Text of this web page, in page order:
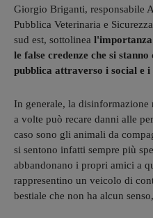
Giorgio Briganti, responsabile
Pubblica Veterinaria e
sud est, sottolinea l'importanza
le false credenze che si
pubblica attraverso i social e i
In generale, la
a volte può recare danni alle
caso sono gli animali da
si sentono infatti sempre più
abbandonano i propri amici a
rappresentino un veicolo di
bestiale che non ha alcun